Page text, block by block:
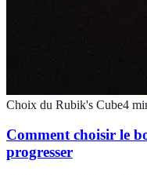
Choix du Rubik's Cube4
Comment choisir le
progresser